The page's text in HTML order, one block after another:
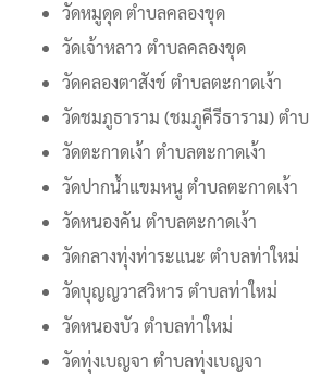
วัดหมูดุด ตำบลคลองขุด
วัดเจ้าหลาว ตำบลคลองขุด
วัดคลองตาสังข์ ตำบลตะกาดเง้า
วัดชมภูธาราม (ชมภูคีรีธาราม) ตำบ
วัดตะกาดเง้า ตำบลตะกาดเง้า
วัดปากน้ำแขมหนู ตำบลตะกาดเง้า
วัดหนองคัน ตำบลตะกาดเง้า
วัดกลางทุ่งท่าระแนะ ตำบลท่าใหม่
วัดบุญญวาสวิหาร ตำบลท่าใหม่
วัดหนองบัว ตำบลท่าใหม่
วัดทุ่งเบญจา ตำบลทุ่งเบญจา